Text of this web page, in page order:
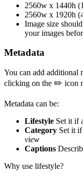
2560w x 1440h
2560w x 1920h
Image size
your images
Metadata
You can add additional
clicking on the ✏️ icon
Metadata can be:
Lifestyle Set it if
Category Set it
view
Captions
Why use lifestyle?